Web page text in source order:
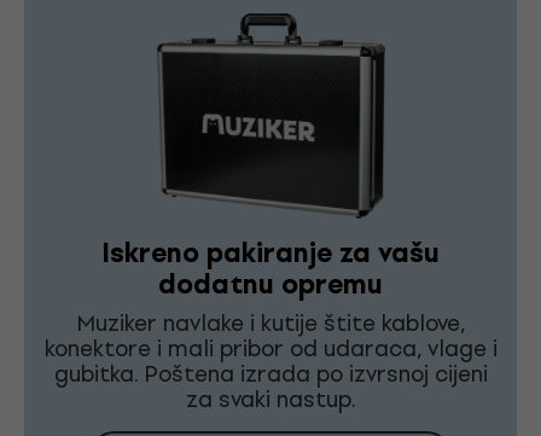
Iskreno pakiranje za vašu
dodatnu opremu
Muziker navlake i kutije štite kablove,
konektore i mali pribor od udaraca, vlage i
gubitka. Poštena izrada po izvrsnoj cijeni
za svaki nastup.